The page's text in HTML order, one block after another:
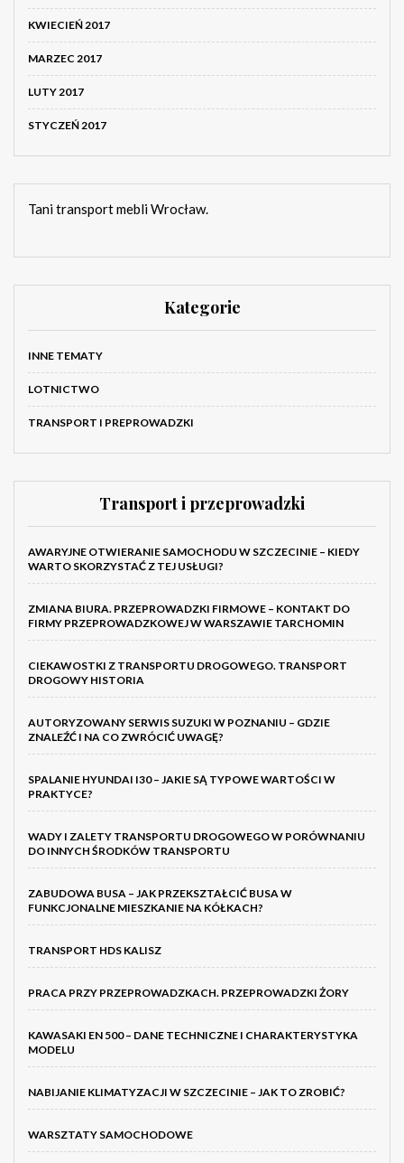
KWIECIEŃ 2017
MARZEC 2017
LUTY 2017
STYCZEŃ 2017
Tani transport mebli Wrocław.
Kategorie
INNE TEMATY
LOTNICTWO
TRANSPORT I PREPROWADZKI
Transport i przeprowadzki
AWARYJNE OTWIERANIE SAMOCHODU W SZCZECINIE – KIEDY
WARTO SKORZYSTAĆ Z TEJ USŁUGI?
ZMIANA BIURA. PRZEPROWADZKI FIRMOWE – KONTAKT DO
FIRMY PRZEPROWADZKOWEJ W WARSZAWIE TARCHOMIN
CIEKAWOSTKI Z TRANSPORTU DROGOWEGO. TRANSPORT
DROGOWY HISTORIA
AUTORYZOWANY SERWIS SUZUKI W POZNANIU – GDZIE
ZNALEŹĆ I NA CO ZWRÓCIĆ UWAGĘ?
SPALANIE HYUNDAI I30 – JAKIE SĄ TYPOWE WARTOŚCI W
PRAKTYCE?
WADY I ZALETY TRANSPORTU DROGOWEGO W PORÓWNANIU
DO INNYCH ŚRODKÓW TRANSPORTU
ZABUDOWA BUSA – JAK PRZEKSZTAŁCIĆ BUSA W
FUNKCJONALNE MIESZKANIE NA KÓŁKACH?
TRANSPORT HDS KALISZ
PRACA PRZY PRZEPROWADZKACH. PRZEPROWADZKI ŻORY
KAWASAKI EN 500 – DANE TECHNICZNE I CHARAKTERYSTYKA
MODELU
NABIJANIE KLIMATYZACJI W SZCZECINIE – JAK TO ZROBIĆ?
WARSZTATY SAMOCHODOWE